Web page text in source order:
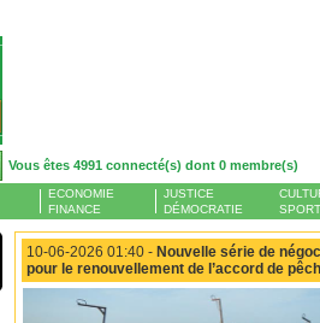
Vous êtes 4991 connecté(s) dont 0 membre(s)
ECONOMIE
FINANCE
JUSTICE
DÉMOCRATIE
10-06-2026 01:40 - Nouvelle série de
pour le renouvellement de l’accord de